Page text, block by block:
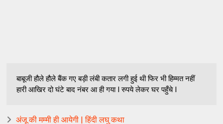
बाबूजी हौले हौले बैंक गए बड़ी लंबी कतार लगी हुई थी फिर भी हिम्मत नहीं
हारी आखिर दो घंटे बाद नंबर आ ही गया I रुपये लेकर घर पहुँचे I
अंजू की मम्मी ही आयेगी | हिंदी लघु कथा